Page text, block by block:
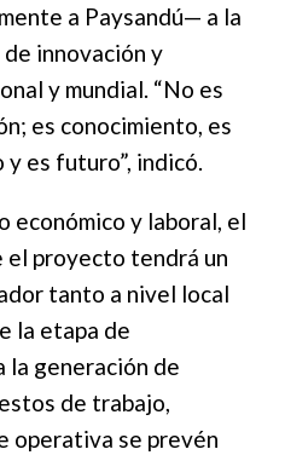
a Paysandú— a la
innovación y
y mundial. “No es
es conocimiento, es
es futuro”, indicó.
económico y laboral, el
proyecto tendrá un
tanto a nivel local
la etapa de
la generación de
de trabajo,
operativa se prevén